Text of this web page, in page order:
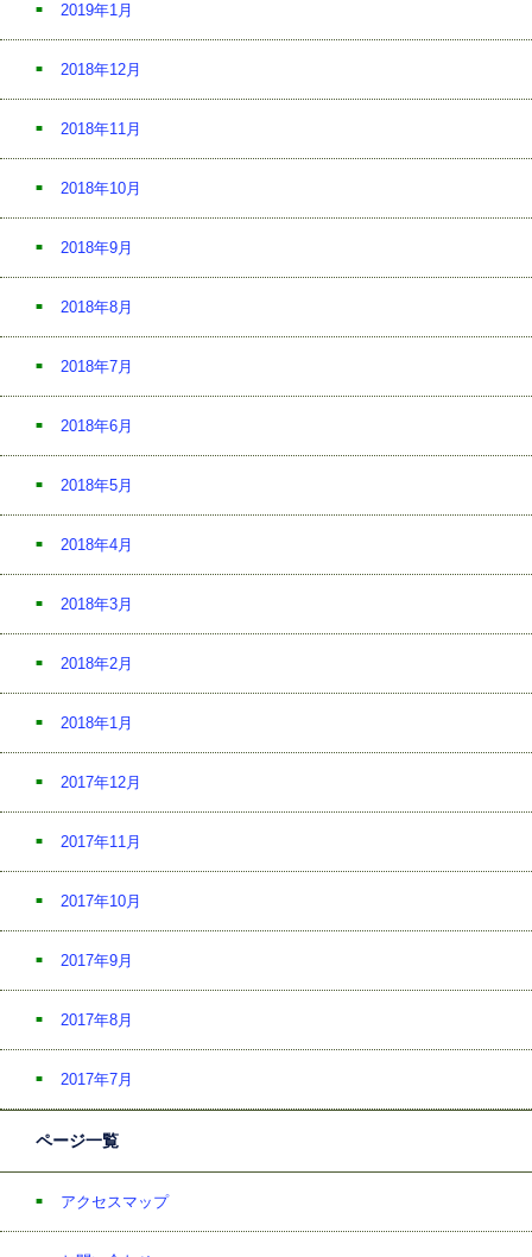
2019年1月
2018年12月
2018年11月
2018年10月
2018年9月
2018年8月
2018年7月
2018年6月
2018年5月
2018年4月
2018年3月
2018年2月
2018年1月
2017年12月
2017年11月
2017年10月
2017年9月
2017年8月
2017年7月
ページ一覧
アクセスマップ